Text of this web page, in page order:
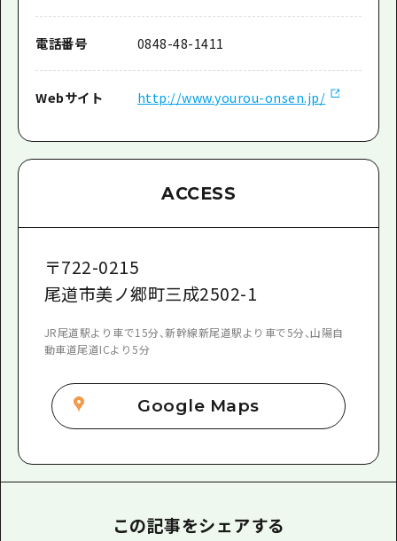
フォトダウンロード
電話番号 0848-48-1411
Webサイト http://www.yourou-onsen.jp/
ACCESS
〒722-0215
尾道市美ノ郷町三成2502-1
JR尾道駅より車で15分、新幹線新尾道駅より車で5分、山陽自
動車道尾道ICより5分
Google Maps
この記事をシェアする